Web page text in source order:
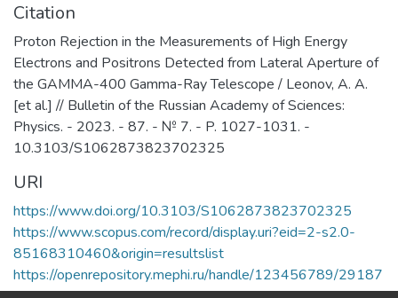
способностей и навыков
профессионального самоопределения
и профессионального саморазвития.
Основными целями и задачами
Института являются:
обеспечение высококачественной
специалитета; поддержка и развитие у
студентов стремления к осознанному
продолжению обучения в институтах
(САЕ и др.) и на факультетах
Университета; обеспечение
российском и мировом рынке
образовательных услуг.
Citation
Proton Rejection in the Measurements of High Energy
Electrons and Positrons Detected from Lateral Aperture of
the GAMMA-400 Gamma-Ray Telescope / Leonov, A. A.
[et al.] // Bulletin of the Russian Academy of Sciences:
Physics. - 2023. - 87. - № 7. - P. 1027-1031. -
10.3103/S1062873823702325
URI
https://www.doi.org/10.3103/S1062873823702325
https://www.scopus.com/record/display.uri?eid=2-s2.0-
85168310460&origin=resultslist
https://openrepository.mephi.ru/handle/123456789/29187